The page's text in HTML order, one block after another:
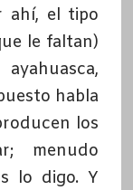
el tipo
le faltan)
habla
los
menudo
lo digo. Y